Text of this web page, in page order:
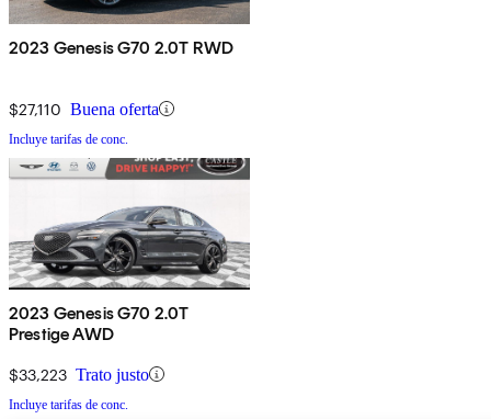
2023 Genesis G70 2.0T RWD
$27,110 Buena oferta
Incluye tarifas de conc.
2023 Genesis G70 2.0T
Prestige AWD
$33,223 Trato justo
Incluye tarifas de conc.